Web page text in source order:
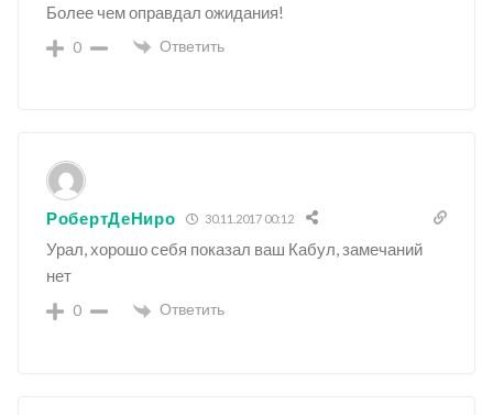
Более чем оправдал ожидания!
0 Ответить
РобертДеНиро 30.11.2017 00:12
Урал, хорошо себя показал ваш Кабул, замечаний
нет
0 Ответить